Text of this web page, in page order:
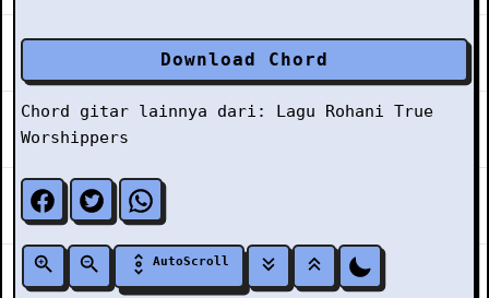
Download Chord
Chord gitar lainnya dari: Lagu Rohani True
Worshippers
AutoScroll